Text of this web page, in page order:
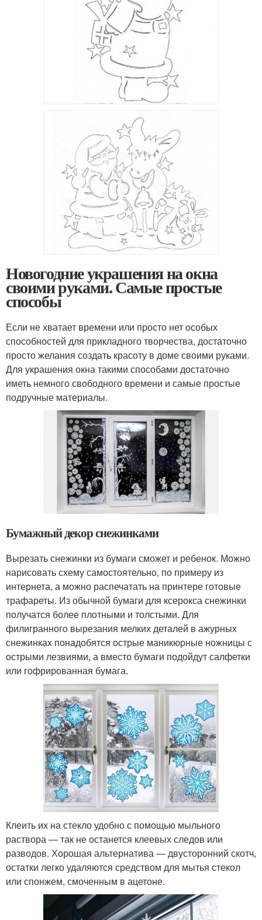
Новогодние украшения на окна
своими руками. Самые простые
способы
Если не хватает времени или просто нет особых
способностей для прикладного творчества, достаточно
просто желания создать красоту в доме своими руками.
Для украшения окна такими способами достаточно
иметь немного свободного времени и самые простые
подручные материалы.
Бумажный декор снежинками
Вырезать снежинки из бумаги сможет и ребенок. Можно
нарисовать схему самостоятельно, по примеру из
интернета, а можно распечатать на принтере готовые
трафареты. Из обычной бумаги для ксерокса снежинки
получатся более плотными и толстыми. Для
филигранного вырезания мелких деталей в ажурных
снежинках понадобятся острые маникюрные ножницы с
острыми лезвиями, а вместо бумаги подойдут салфетки
или гофрированная бумага.
Клеить их на стекло удобно с помощью мыльного
раствора — так не останется клеевых следов или
разводов. Хорошая альтернатива — двусторонний скотч,
остатки легко удаляются средством для мытья стекол
или спонжем, смоченным в ацетоне.